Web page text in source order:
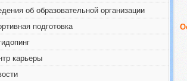
об образовательной организации
подготовка
карьеры